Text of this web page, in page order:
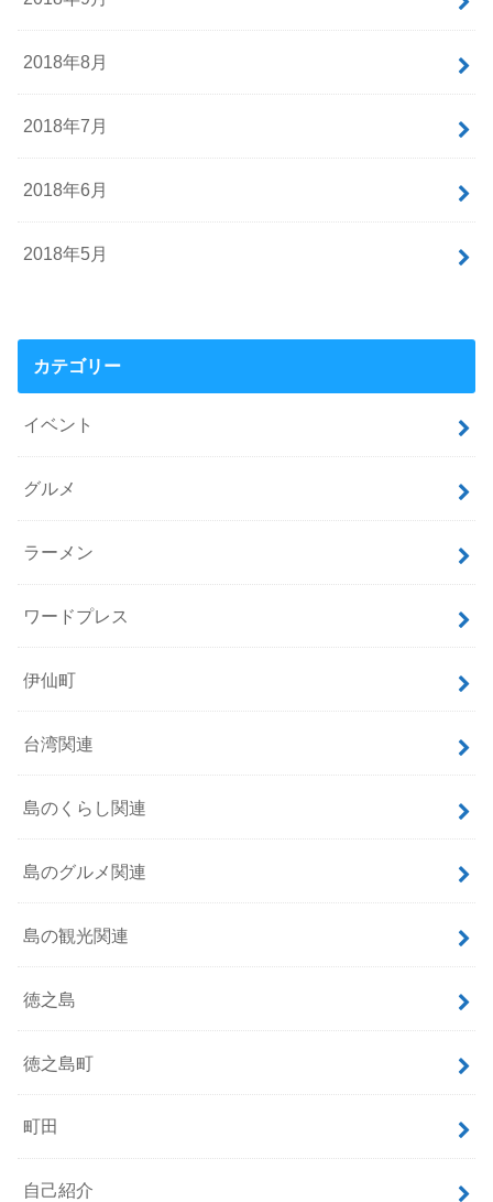
2018年8月
2018年7月
2018年6月
2018年5月
カテゴリー
イベント
グルメ
ラーメン
ワードプレス
伊仙町
台湾関連
島のくらし関連
島のグルメ関連
島の観光関連
徳之島
徳之島町
町田
自己紹介